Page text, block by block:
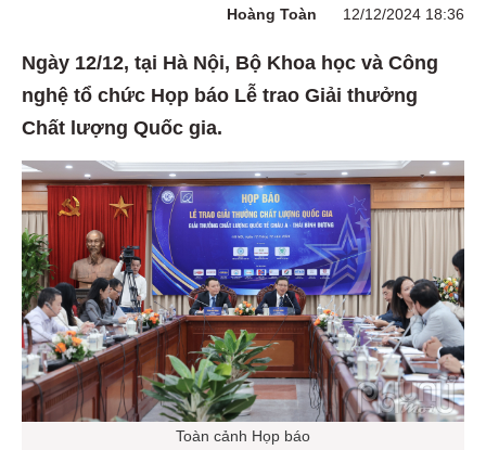
Hoàng Toàn 12/12/2024 18:36
Ngày 12/12, tại Hà Nội, Bộ Khoa học và Công
nghệ tổ chức Họp báo Lễ trao Giải thưởng
Chất lượng Quốc gia.
Toàn cảnh Họp báo